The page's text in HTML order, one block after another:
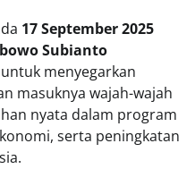
17 September 2025
Subianto
menyegarkan
masuknya wajah-wajah
nyata dalam program
serta peningkatan